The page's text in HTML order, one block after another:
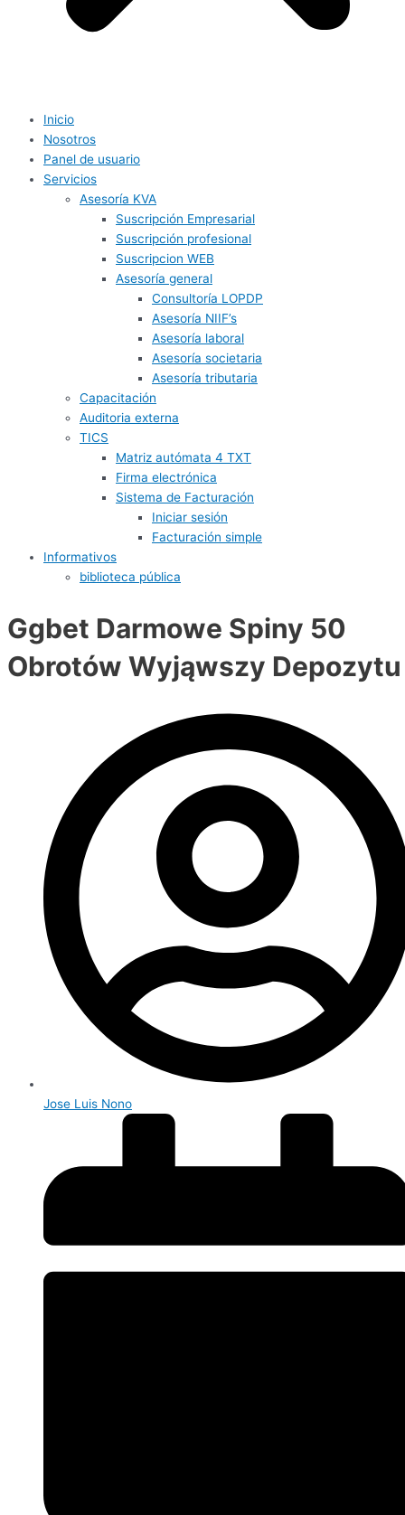
Inicio
Nosotros
Panel de usuario
Servicios
Asesoría KVA
Suscripción Empresarial
Suscripción profesional
Suscripcion WEB
Asesoría general
Consultoría LOPDP
Asesoría NIIF’s
Asesoría laboral
Asesoría societaria
Asesoría tributaria
Capacitación
Auditoria externa
TICS
Matriz autómata 4 TXT
Firma electrónica
Sistema de Facturación
Iniciar sesión
Facturación simple
Informativos
biblioteca pública
Ggbet Darmowe Spiny 50
Obrotów Wyjąwszy Depozytu
Jose Luis Nono